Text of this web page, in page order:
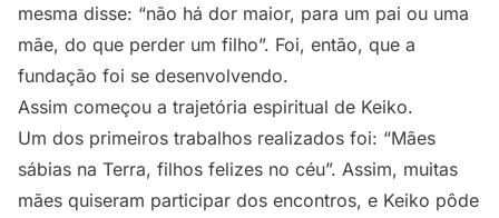
mesma disse: “não há dor maior, para um pai ou uma
mãe, do que perder um filho”. Foi, então, que a
fundação foi se desenvolvendo.
Assim começou a trajetória espiritual de Keiko.
Um dos primeiros trabalhos realizados foi: “Mães
sábias na Terra, filhos felizes no céu”. Assim, muitas
mães quiseram participar dos encontros, e Keiko pôde